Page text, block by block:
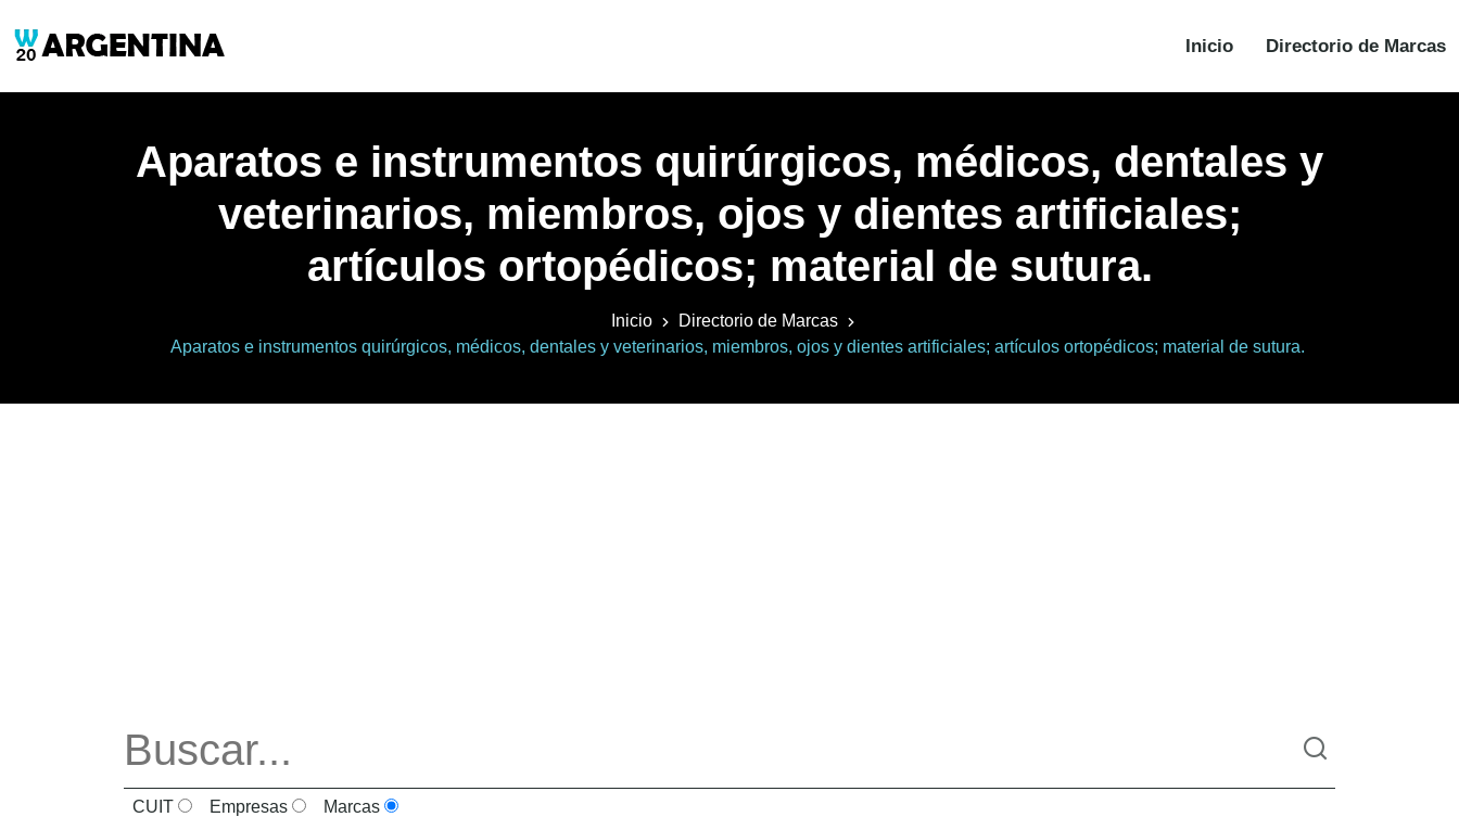
Inicio Directorio de Marcas
Aparatos e instrumentos quirúrgicos, médicos, dentales y
veterinarios, miembros, ojos y dientes artificiales;
artículos ortopédicos; material de sutura.
Inicio
Directorio de Marcas
Aparatos e instrumentos quirúrgicos, médicos, dentales y veterinarios, miembros, ojos y dientes artificiales; artículos ortopédicos; material de sutura.
CUIT Empresas Marcas